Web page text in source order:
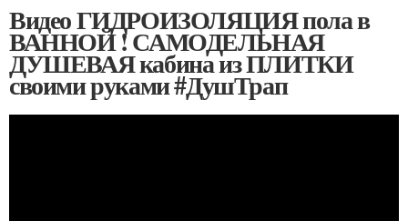
Видео ГИДРОИЗОЛЯЦИЯ пола в
ВАННОЙ ! САМОДЕЛЬНАЯ
ДУШЕВАЯ кабина из ПЛИТКИ
своими руками #ДушТрап